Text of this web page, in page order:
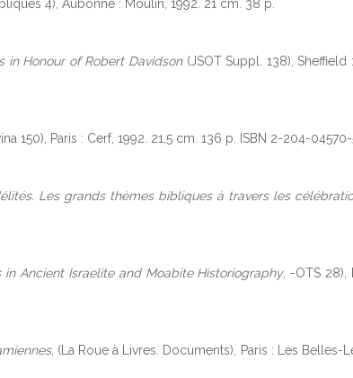
4), Aubonne : Moulin, 1992. 21 cm. 38 p.
in Honour of Robert Davidson(JSOT Suppl. 138), Sheffield
150), Paris : Cerf, 1992. 21,5 cm. 136 p. ISBN 2-204-04570-
Les grands thèmes bibliques à travers les
Ancient Israelite and Moabite Historiography, -OTS 28),
, (La Roue à Livres. Documents), Paris : Les Belles-